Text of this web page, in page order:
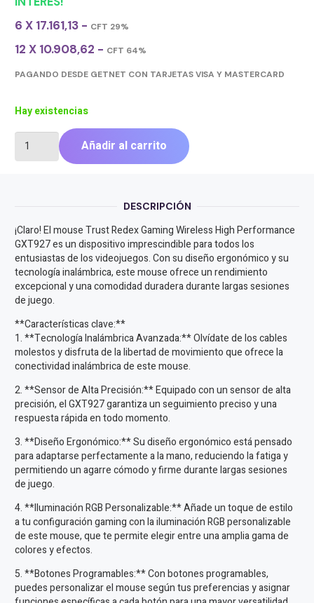
6 X 17.161,13 - CFT 29%
12 X 10.908,62 - CFT 64%
PAGANDO DESDE GETNET CON TARJETAS VISA Y MASTERCARD
Hay existencias
TRUST
REDEX
GXT927
cantidad
Añadir al carrito
DESCRIPCIÓN
¡Claro! El mouse Trust Redex Gaming Wireless High Performance
GXT927 es un dispositivo imprescindible para todos los
entusiastas de los videojuegos. Con su diseño ergonómico y su
tecnología inalámbrica, este mouse ofrece un rendimiento
excepcional y una comodidad duradera durante largas sesiones
de juego.
**Características clave:**
1. **Tecnología Inalámbrica Avanzada:** Olvídate de los cables
molestos y disfruta de la libertad de movimiento que ofrece la
conectividad inalámbrica de este mouse.
2. **Sensor de Alta Precisión:** Equipado con un sensor de alta
precisión, el GXT927 garantiza un seguimiento preciso y una
respuesta rápida en todo momento.
3. **Diseño Ergonómico:** Su diseño ergonómico está pensado
para adaptarse perfectamente a la mano, reduciendo la fatiga y
permitiendo un agarre cómodo y firme durante largas sesiones
de juego.
4. **Iluminación RGB Personalizable:** Añade un toque de estilo
a tu configuración gaming con la iluminación RGB personalizable
de este mouse, que te permite elegir entre una amplia gama de
colores y efectos.
5. **Botones Programables:** Con botones programables,
puedes personalizar el mouse según tus preferencias y asignar